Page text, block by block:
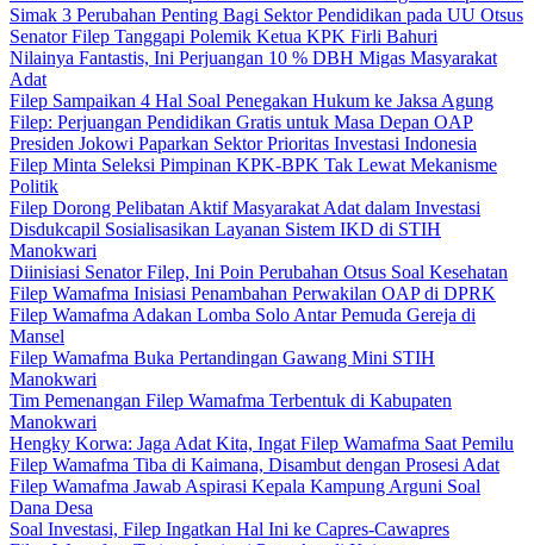
Simak 3 Perubahan Penting Bagi Sektor Pendidikan pada UU Otsus
Senator Filep Tanggapi Polemik Ketua KPK Firli Bahuri
Nilainya Fantastis, Ini Perjuangan 10 % DBH Migas Masyarakat
Adat
Filep Sampaikan 4 Hal Soal Penegakan Hukum ke Jaksa Agung
Filep: Perjuangan Pendidikan Gratis untuk Masa Depan OAP
Presiden Jokowi Paparkan Sektor Prioritas Investasi Indonesia
Filep Minta Seleksi Pimpinan KPK-BPK Tak Lewat Mekanisme
Politik
Filep Dorong Pelibatan Aktif Masyarakat Adat dalam Investasi
Disdukcapil Sosialisasikan Layanan Sistem IKD di STIH
Manokwari
Diinisiasi Senator Filep, Ini Poin Perubahan Otsus Soal Kesehatan
Filep Wamafma Inisiasi Penambahan Perwakilan OAP di DPRK
Filep Wamafma Adakan Lomba Solo Antar Pemuda Gereja di
Mansel
Filep Wamafma Buka Pertandingan Gawang Mini STIH
Manokwari
Tim Pemenangan Filep Wamafma Terbentuk di Kabupaten
Manokwari
Hengky Korwa: Jaga Adat Kita, Ingat Filep Wamafma Saat Pemilu
Filep Wamafma Tiba di Kaimana, Disambut dengan Prosesi Adat
Filep Wamafma Jawab Aspirasi Kepala Kampung Arguni Soal
Dana Desa
Soal Investasi, Filep Ingatkan Hal Ini ke Capres-Cawapres